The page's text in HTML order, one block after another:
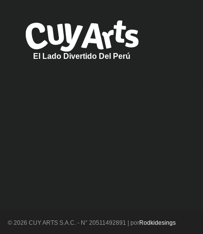
El Lado Divertido Del Perú
© 2026 CUY ARTS S.A.C. - N° 20511492891 | porRodkidesings